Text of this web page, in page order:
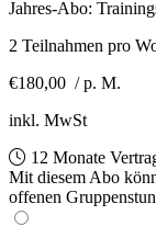
Jahres-Abo:
2 Teilnahmen pro
€180,00 / p. M.
inkl. MwSt
12 Monate
Mit diesem Abo
offenen